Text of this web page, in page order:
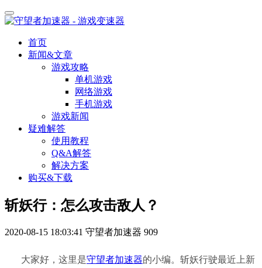
首页
新闻&文章
游戏攻略
单机游戏
网络游戏
手机游戏
游戏新闻
疑难解答
使用教程
Q&A解答
解决方案
购买&下载
斩妖行：怎么攻击敌人？
2020-08-15 18:03:41 守望者加速器 909
大家好，这里是守望者加速器的小编。斩妖行驶最近上新